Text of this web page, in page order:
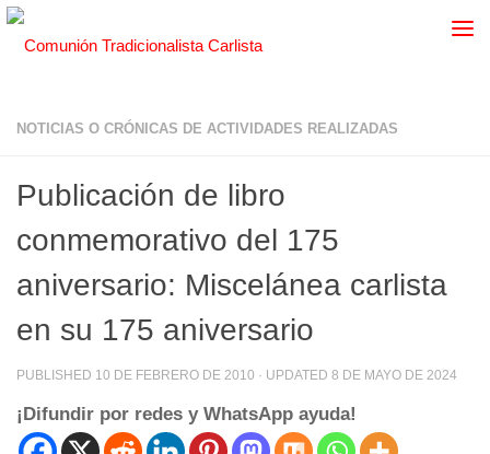
NOTICIAS O CRÓNICAS DE ACTIVIDADES REALIZADAS
Publicación de libro
conmemorativo del 175
aniversario: Miscelánea carlista
en su 175 aniversario
PUBLISHED 10 DE FEBRERO DE 2010 · UPDATED 8 DE MAYO DE 2024
¡Difundir por redes y WhatsApp ayuda!